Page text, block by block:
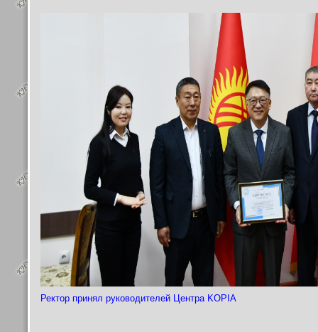
Ректор принял руководителей Центра KOPIA